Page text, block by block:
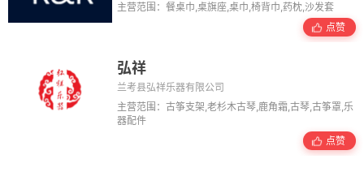
主营范围：餐桌巾,桌旗座,桌巾,椅背巾,药枕,沙发套
点赞
弘祥
兰考县弘祥乐器有限公司
主营范围：古筝支架,老杉木古琴,鹿角霜,古琴,古筝罩,乐
器配件
点赞